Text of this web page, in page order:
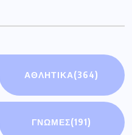
ΑΘΛΗΤΙΚΑ(364)
ΓΝΩΜΕΣ(191)